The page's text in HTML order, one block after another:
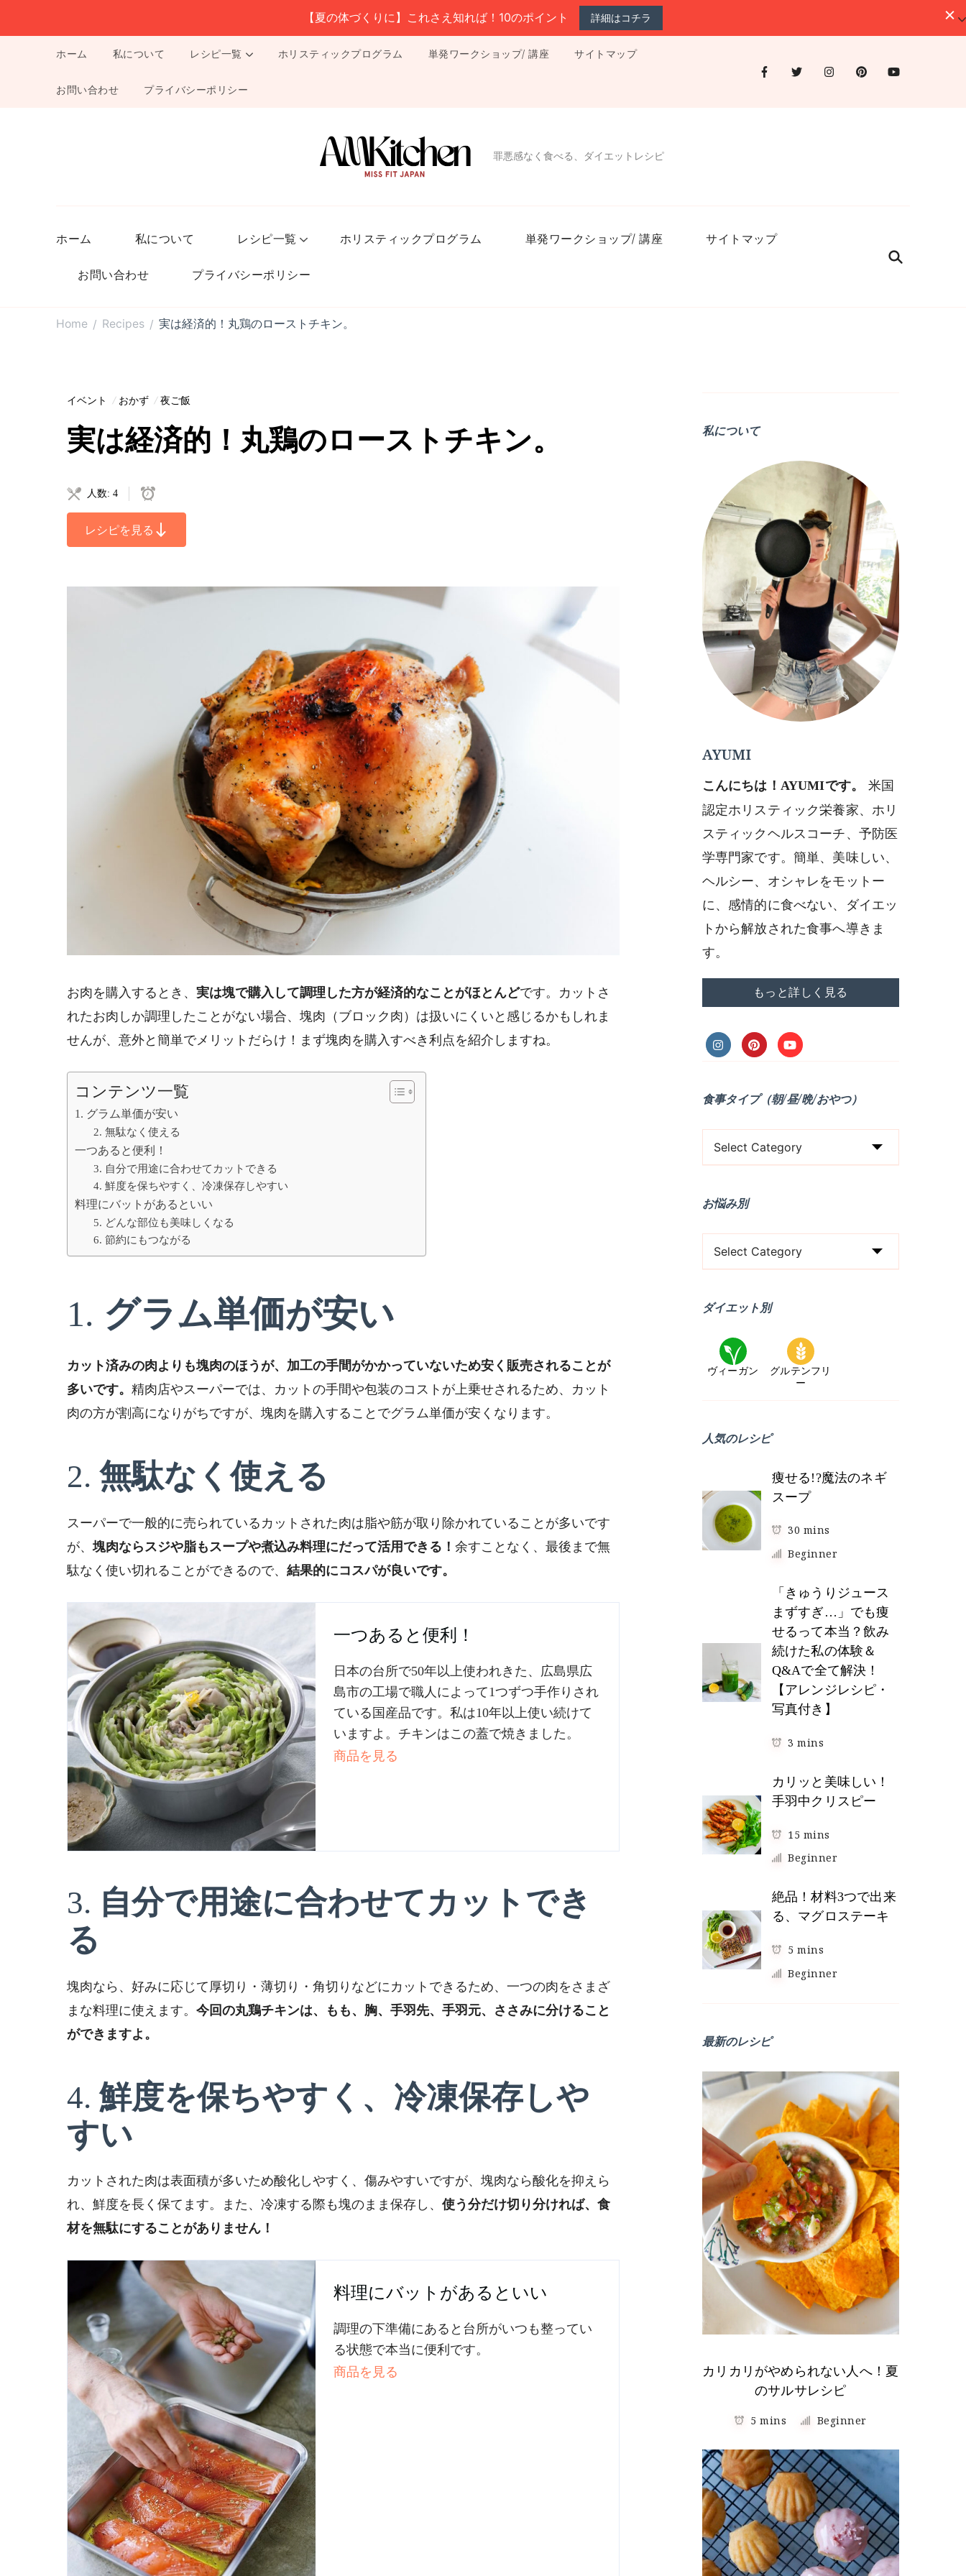
【夏の体づくりに】これさえ知れば！10のポイント 詳細はコチラ
ホーム 私について レシピ一覧 ホリスティックプログラム 単発ワークショップ/ 講座 サイトマップ
お問い合わせ プライバシーポリシー
罪悪感なく食べる、ダイエットレシピ
ホーム 私について レシピ一覧 ホリスティックプログラム 単発ワークショップ/ 講座 サイトマップ
お問い合わせ プライバシーポリシー
Home / Recipes / 実は経済的！丸鶏のローストチキン。
イベント おかず 夜ご飯
実は経済的！丸鶏のローストチキン。
人数: 4
レシピを見る
お肉を購入するとき、 実は塊で購入して調理した方が経済的なことがほとんどです。カットさ
れたお肉しか調理したことがない場合、塊肉（ブロック肉）は扱いにくいと感じるかもしれま
せんが、意外と簡単でメリットだらけ！まず塊肉を購入すべき利点を紹介しますね。
コンテンツ一覧
1. グラム単価が安い
2. 無駄なく使える
一つあると便利！
3. 自分で用途に合わせてカットできる
4. 鮮度を保ちやすく、冷凍保存しやすい
料理にバットがあるといい
5. どんな部位も美味しくなる
6. 節約にもつながる
1. グラム単価が安い
カット済みの肉よりも塊肉のほうが、加工の手間がかかっていないため安く販売されることが
多いです。 精肉店やスーパーでは、カットの手間や包装のコストが上乗せされるため、カット
肉の方が割高になりがちですが、塊肉を購入することでグラム単価が安くなります。
2. 無駄なく使える
スーパーで一般的に売られているカットされた肉は脂や筋が取り除かれていることが多いです
が、塊肉ならスジや脂もスープや煮込み料理にだって活用できる！ 余すことなく、最後まで無
駄なく使い切れることができるので、 結果的にコスパが良いです。
一つあると便利！
日本の台所で50年以上使われきた、広島県広
島市の工場で職人によって1つずつ手作りされ
ている国産品です。私は10年以上使い続けて
いますよ。チキンはこの蓋で焼きました。
商品を見る
3. 自分で用途に合わせてカットでき
る
塊肉なら、好みに応じて厚切り・薄切り・角切りなどにカットできるため、一つの肉をさまざ
まな料理に使えます。 今回の丸鶏チキンは、もも、胸、手羽先、手羽元、ささみに分けること
ができますよ。
4.鮮度を保ちやすく、冷凍保存しや
すい
カットされた肉は表面積が多いため酸化しやすく、傷みやすいですが、塊肉なら酸化を抑えら
れ、鮮度を長く保てます。また、冷凍する際も塊のまま保存し、 使う分だけ切り分ければ、食
材を無駄にすることがありません！
料理にバットがあるといい
調理の下準備にあると台所がいつも整ってい
る状態で本当に便利です。
商品を見る
私について
AYUMI
こんにちは！AYUMIです。
米国
認定ホリスティック栄養家、ホリ
スティックヘルスコーチ、予防医
学専門家です。簡単、美味しい、
ヘルシー、オシャレをモットー
に、感情的に食べない、ダイエッ
トから解放された食事へ導きま
す。
もっと詳しく見る
食事タイプ（朝/昼/晩/おやつ）
事
イ
プ
/
晩
や
）
お悩み別
悩
別
ダイエット別
ヴィーガン
グルテンフリ
ー
人気のレシピ
痩せる!?魔法のネギ
スープ
30 mins
Beginner
「きゅうりジュース
まずすぎ…」でも痩
せるって本当？飲み
続けた私の体験＆
Q&Aで全て解決！
【アレンジレシピ・
写真付き】
3 mins
カリッと美味しい！
手羽中クリスピー
15 mins
Beginner
絶品！材料3つで出来
る、マグロステーキ
5 mins
Beginner
最新のレシピ
カリカリがやめられない人へ！夏
のサルサレシピ
5 mins Beginner